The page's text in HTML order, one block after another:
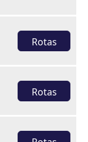
Rotas
Rotas